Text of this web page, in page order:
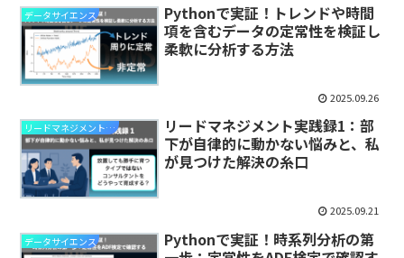
データサイエンス
Pythonで実証！トレンドや時間
項を含むデータの定常性を検証し
柔軟に分析する方法
2025.09.26
リードマネジメント実践録
リードマネジメント実践録1：部
下が自律的に動かない悩みと、私
が見つけた解決の糸口
2025.09.21
データサイエンス
Pythonで実証！時系列分析の第